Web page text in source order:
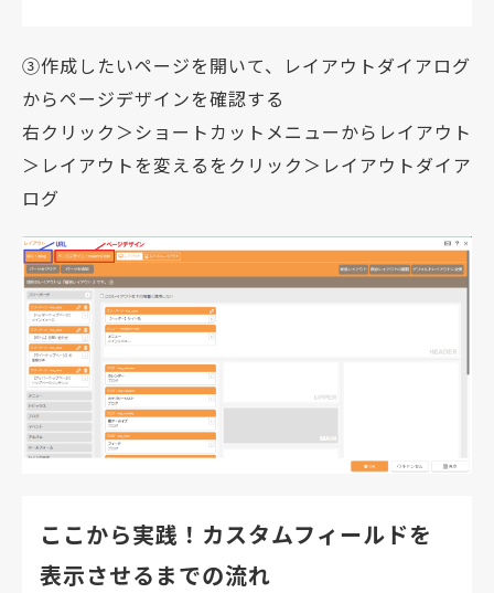
③作成したいページを開いて、レイアウトダイアログ
からページデザインを確認する
右クリック＞ショートカットメニューからレイアウト
＞レイアウトを変えるをクリック＞レイアウトダイア
ログ
ここから実践！カスタムフィールドを
表示させるまでの流れ